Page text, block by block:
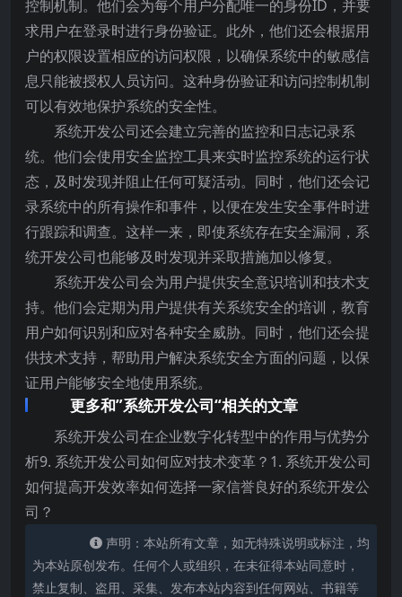
控制机制。他们会为每个用户分配唯一的身份ID，并要
求用户在登录时进行身份验证。此外，他们还会根据用
户的权限设置相应的访问权限，以确保系统中的敏感信
息只能被授权人员访问。这种身份验证和访问控制机制
可以有效地保护系统的安全性。
系统开发公司还会建立完善的监控和日志记录系
统。他们会使用安全监控工具来实时监控系统的运行状
态，及时发现并阻止任何可疑活动。同时，他们还会记
录系统中的所有操作和事件，以便在发生安全事件时进
行跟踪和调查。这样一来，即使系统存在安全漏洞，系
统开发公司也能够及时发现并采取措施加以修复。
系统开发公司会为用户提供安全意识培训和技术支
持。他们会定期为用户提供有关系统安全的培训，教育
用户如何识别和应对各种安全威胁。同时，他们还会提
供技术支持，帮助用户解决系统安全方面的问题，以保
证用户能够安全地使用系统。
更多和”系统开发公司“相关的文章
系统开发公司在企业数字化转型中的作用与优势分
析9. 系统开发公司如何应对技术变革？1. 系统开发公司
如何提高开发效率如何选择一家信誉良好的系统开发公
司？
声明：本站所有文章，如无特殊说明或标注，均
为本站原创发布。任何个人或组织，在未征得本站同意时，
禁止复制、盗用、采集、发布本站内容到任何网站、书籍等